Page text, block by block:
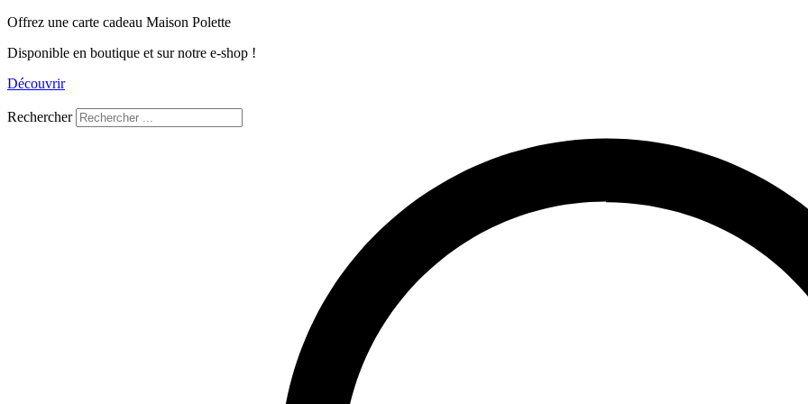
Aller
contenu
Offrez une carte cadeau Maison Polette
Disponible en boutique et sur notre e-shop !
Découvrir
Rechercher